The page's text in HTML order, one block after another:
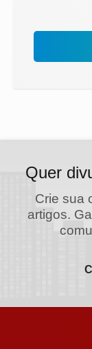
Quer
Crie sua
artigos.